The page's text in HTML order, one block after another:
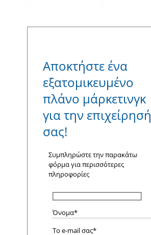
Αποκτήστε ένα
εξατομικευμένο
πλάνο μάρκετινγκ
για την επιχείρησή
σας!
Συμπληρώστε την παρακάτω
φόρμα για περισσότερες
πληροφορίες